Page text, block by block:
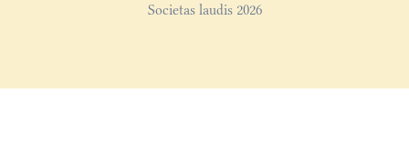
Societas laudis 2026